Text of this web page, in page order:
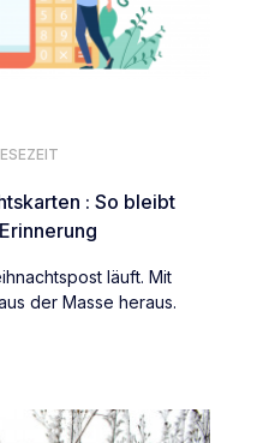
: So bleibt
läuft. Mit
der Masse heraus.